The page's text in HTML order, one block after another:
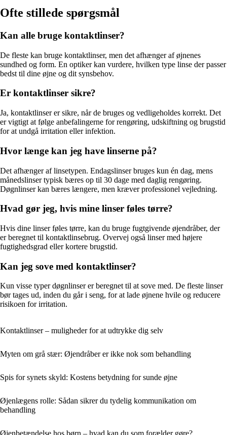
Ofte stillede spørgsmål
Kan alle bruge kontaktlinser?
De fleste kan bruge kontaktlinser, men det afhænger af øjnenes
sundhed og form. En optiker kan vurdere, hvilken type linse der passer
bedst til dine øjne og dit synsbehov.
Er kontaktlinser sikre?
Ja, kontaktlinser er sikre, når de bruges og vedligeholdes korrekt. Det
er vigtigt at følge anbefalingerne for rengøring, udskiftning og brugstid
for at undgå irritation eller infektion.
Hvor længe kan jeg have linserne på?
Det afhænger af linsetypen. Endagslinser bruges kun én dag, mens
månedslinser typisk bæres op til 30 dage med daglig rengøring.
Døgnlinser kan bæres længere, men kræver professionel vejledning.
Hvad gør jeg, hvis mine linser føles tørre?
Hvis dine linser føles tørre, kan du bruge fugtgivende øjendråber, der
er beregnet til kontaktlinsebrug. Overvej også linser med højere
fugtighedsgrad eller kortere brugstid.
Kan jeg sove med kontaktlinser?
Kun visse typer døgnlinser er beregnet til at sove med. De fleste linser
bør tages ud, inden du går i seng, for at lade øjnene hvile og reducere
risikoen for irritation.
Kontaktlinser – muligheder for at udtrykke dig selv
Myten om grå stær: Øjendråber er ikke nok som behandling
Spis for synets skyld: Kostens betydning for sunde øjne
Øjenlægens rolle: Sådan sikrer du tydelig kommunikation om
behandling